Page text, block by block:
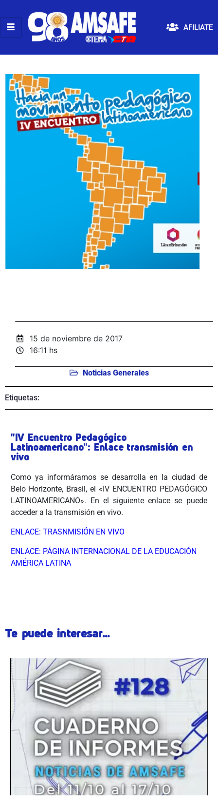
AFILIATE
15 de noviembre de 2017
16:11 hs
Noticias Generales
Etiquetas:
"IV Encuentro Pedagógico
Latinoamericano": Enlace transmisión en
vivo
Como ya informáramos se desarrolla en la ciudad de
Belo Horizonte, Brasil, el «IV ENCUENTRO PEDAGÓGICO
LATINOAMERICANO». En el siguiente enlace se puede
acceder a la transmisión en vivo.
ENLACE: TRASNMISIÓN EN VIVO
ENLACE: PÁGINA INTERNACIONAL DE LA EDUCACIÓN
AMÉRICA LATINA
Te puede interesar...